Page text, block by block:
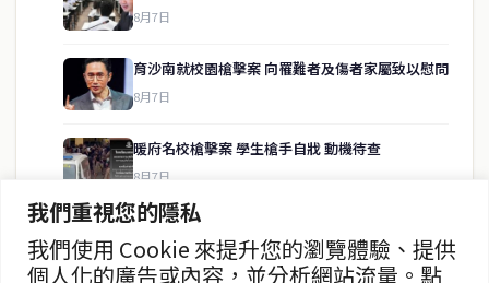
我們重視您的隱私
我們使用 Cookie 來提升您的瀏覽體驗、提供
個人化的廣告或內容，並分析網站流量。點
8月7日
育沙南就校園槍擊案 向罹難者及傷者家屬致以慰問
8月7日
暖府名校槍擊案 學生槍手自戕 動機待查
8月7日
暖武里名校發生槍擊案 2死15傷
8月7日
房地產
聯絡資訊